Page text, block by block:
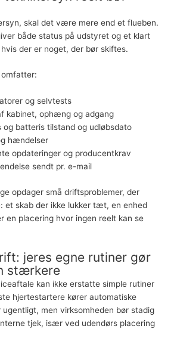
skal det være mere end et flueben.
både status på udstyret og et klart
der er noget, der bør skiftes.
og selvtests
kabinet, ophæng og adgang
og batteris tilstand og udløbsdato
hændelser
opdateringer og producentkrav
sendt pr. e-mail
opdager små driftsproblemer, der
et skab der ikke lukker tæt, en enhed
en placering hvor ingen reelt kan se
jeres egne rutiner gør
stærkere
kan ikke erstatte simple rutiner
hjertestartere kører automatiske
men virksomheden bør stadig
tjek, især ved udendørs placering